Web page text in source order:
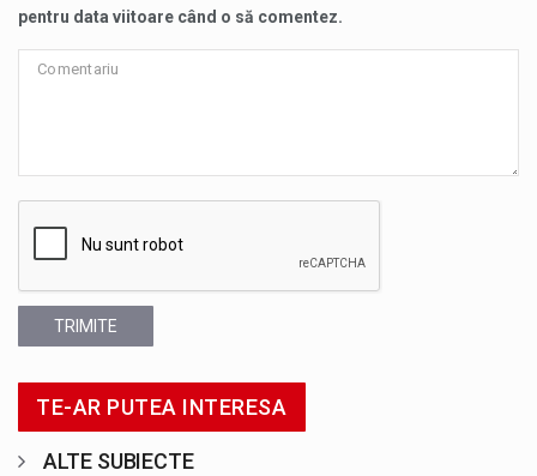
pentru data viitoare când o să comentez.
TRIMITE
TE-AR PUTEA INTERESA
ALTE SUBIECTE